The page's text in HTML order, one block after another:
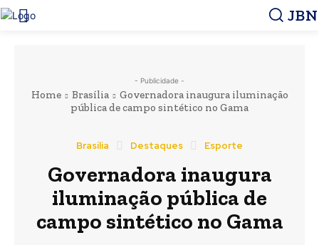
JBN
- Publicidade -
Home Brasília
Governadora inaugura iluminação
pública de campo sintético no Gama
Brasília Destaques Esporte
Governadora inaugura
iluminação pública de
campo sintético no Gama